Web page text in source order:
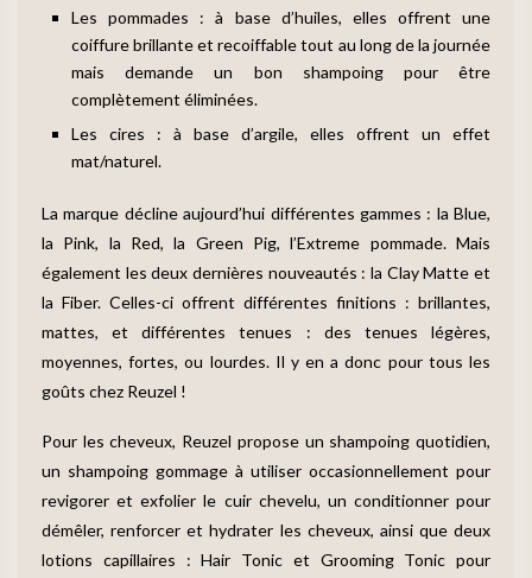
Les pommades : à base d’huiles, elles offrent une
coiffure brillante et recoiffable tout au long de la journée
mais demande un bon shampoing pour être
complètement éliminées.
Les cires : à base d’argile, elles offrent un effet
mat/naturel.
La marque décline aujourd’hui différentes gammes : la Blue,
la Pink, la Red, la Green Pig, l’Extreme pommade. Mais
également les deux dernières nouveautés : la Clay Matte et
la Fiber. Celles-ci offrent différentes finitions : brillantes,
mattes, et différentes tenues : des tenues légères,
moyennes, fortes, ou lourdes. Il y en a donc pour tous les
goûts chez Reuzel !
Pour les cheveux, Reuzel propose un shampoing quotidien,
un shampoing gommage à utiliser occasionnellement pour
revigorer et exfolier le cuir chevelu, un conditionner pour
démêler, renforcer et hydrater les cheveux, ainsi que deux
lotions capillaires : Hair Tonic et Grooming Tonic pour